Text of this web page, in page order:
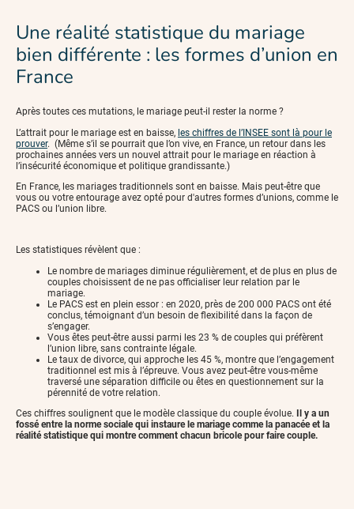
Une réalité statistique du mariage
bien différente : les formes d’union en
France
Après toutes ces mutations, le mariage peut-il rester la norme ?
L’attrait pour le mariage est en baisse, les chiffres de l’INSEE sont là pour le
prouver. (Même s’il se pourrait que l’on vive, en France, un retour dans les
prochaines années vers un nouvel attrait pour le mariage en réaction à
l’insécurité économique et politique grandissante.)
En France, les mariages traditionnels sont en baisse. Mais peut-être que
vous ou votre entourage avez opté pour d'autres formes d’unions, comme le
PACS ou l’union libre.
Les statistiques révèlent que :
Le nombre de mariages diminue régulièrement, et de plus en plus de
couples choisissent de ne pas officialiser leur relation par le
mariage.
Le PACS est en plein essor : en 2020, près de 200 000 PACS ont été
conclus, témoignant d’un besoin de flexibilité dans la façon de
s’engager.
Vous êtes peut-être aussi parmi les 23 % de couples qui préfèrent
l’union libre, sans contrainte légale.
Le taux de divorce, qui approche les 45 %, montre que l’engagement
traditionnel est mis à l’épreuve. Vous avez peut-être vous-même
traversé une séparation difficile ou êtes en questionnement sur la
pérennité de votre relation.
Ces chiffres soulignent que le modèle classique du couple évolue. Il y a un
fossé entre la norme sociale qui instaure le mariage comme la panacée et la
réalité statistique qui montre comment chacun bricole pour faire couple.